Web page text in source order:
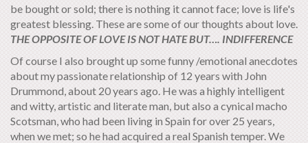
be bought or sold; there is nothing it cannot face; love is life's
greatest blessing. These are some of our thoughts about love.
THE OPPOSITE OF LOVE IS NOT HATE BUT…. INDIFFERENCE
Of course I also brought up some funny /emotional anecdotes
about my passionate relationship of 12 years with John
Drummond, about 20 years ago. He was a highly intelligent
and witty, artistic and literate man, but also a cynical macho
Scotsman, who had been living in Spain for over 25 years,
when we met; so he had acquired a real Spanish temper. We